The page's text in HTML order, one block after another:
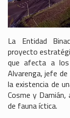
La Entidad
proyecto
que afecta a los
Alvarenga, jefe
la existencia de
Cosme y
de fauna íctica.